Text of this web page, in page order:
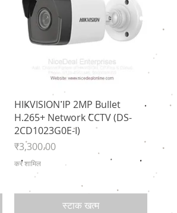
त्वरित दृश्य
HIKVISION IP 2MP Bullet
H.265+ Network CCTV (DS-
2CD1023G0E-I)
मूल्य
₹3,300.00
कर शामिल
स्टाक खत्म